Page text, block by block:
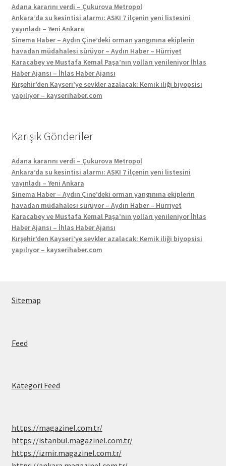
Adana kararını verdi – Çukurova Metropol
Ankara’da su kesintisi alarmı: ASKI 7 ilçenin yeni listesini
yayınladı – Yeni Ankara
Sinema Haber – Aydın Çine’deki orman yangınına ekiplerin
havadan müdahalesi sürüyor – Aydın Haber – Hürriyet
Karacabey ve Mustafa Kemal Paşa’nın yolları yenileniyor İhlas
Haber Ajansı – İhlas Haber Ajansı
Kırşehir’den Kayseri’ye sevkler azalacak: Kemik iliği biyopsisi
yapılıyor – kayserihaber.com
Karışık Gönderiler
Adana kararını verdi – Çukurova Metropol
Ankara’da su kesintisi alarmı: ASKI 7 ilçenin yeni listesini
yayınladı – Yeni Ankara
Sinema Haber – Aydın Çine’deki orman yangınına ekiplerin
havadan müdahalesi sürüyor – Aydın Haber – Hürriyet
Karacabey ve Mustafa Kemal Paşa’nın yolları yenileniyor İhlas
Haber Ajansı – İhlas Haber Ajansı
Kırşehir’den Kayseri’ye sevkler azalacak: Kemik iliği biyopsisi
yapılıyor – kayserihaber.com
Sitemap
Feed
Kategori Feed
https://magazinel.com.tr/
https://istanbul.magazinel.com.tr/
https://izmir.magazinel.com.tr/